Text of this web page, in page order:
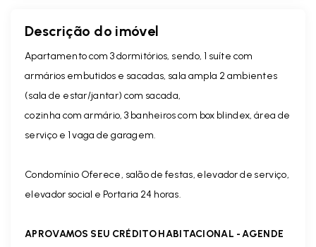
Descrição do imóvel
Apartamento com 3 dormitórios, sendo, 1 suíte com
armários embutidos e sacadas, sala ampla 2 ambientes
(sala de estar/jantar) com sacada,
cozinha com armário, 3 banheiros com box blindex, área de
serviço e 1 vaga de garagem.
Condomínio Oferece, salão de festas, elevador de serviço,
elevador social e Portaria 24 horas.
APROVAMOS SEU CRÉDITO HABITACIONAL - AGENDE